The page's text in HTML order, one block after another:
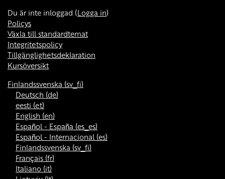
Du är inte inloggad (Logga in)
Policys
Växla till standardtemat
Integritetspolicy
Tillgänglighetsdeklaration
Kursöversikt
Finlandssvenska ‎(sv_fi)‎
Deutsch ‎(de)‎
eesti ‎(et)‎
English ‎(en)‎
Español - España ‎(es_es)‎
Español - Internacional ‎(es)‎
Finlandssvenska ‎(sv_fi)‎
Français ‎(fr)‎
Italiano ‎(it)‎